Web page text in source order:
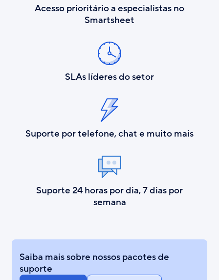
Acesso prioritário a especialistas no
Smartsheet
SLAs líderes do setor
Suporte por telefone, chat e muito mais
Suporte 24 horas por dia, 7 dias por
semana
Saiba mais sobre nossos pacotes de
suporte